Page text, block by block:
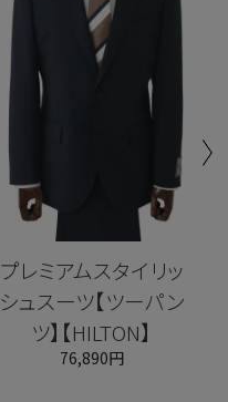
プレミアムスタイリッ
シュスーツ【ツーパン
ツ】【HILTON】
76,890円